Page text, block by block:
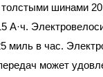
шинами
А·ч.
миль в час.
может